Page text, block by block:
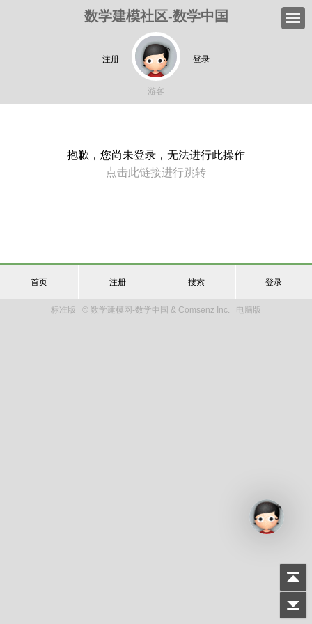
数学建模社区-数学中国
注册 登录
游客
抱歉，您尚未登录，无法进行此操作
点击此链接进行跳转
首页 注册 搜索 登录
标准版 © 数学建模网-数学中国 & Comsenz Inc. 电脑版